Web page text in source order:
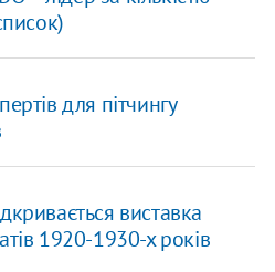
для пітчингу
виставка
1920-1930-х років